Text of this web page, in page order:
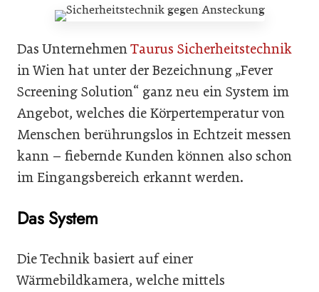
Das UnternehmenTaurus Sicherheitstechnik
in Wien hat unter der Bezeichnung „Fever
Screening Solution“ ganz neu ein System im
Angebot, welches die Körpertemperatur von
Menschen berührungslos in Echtzeit messen
kann – fiebernde Kunden können also schon
im Eingangsbereich erkannt werden.
Das System
Die Technik basiert auf einer
Wärmebildkamera, welche mittels